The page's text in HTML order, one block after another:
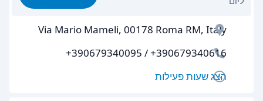
קלות מציאה 8.4
יעילות הסוכן
מהירות איסוף הרכב
מהירות החזרת הרכב
Via Mario Mameli, 00178 Roma RM, Italy
+390679340095 / +390679340616
הצג שעות פעילות